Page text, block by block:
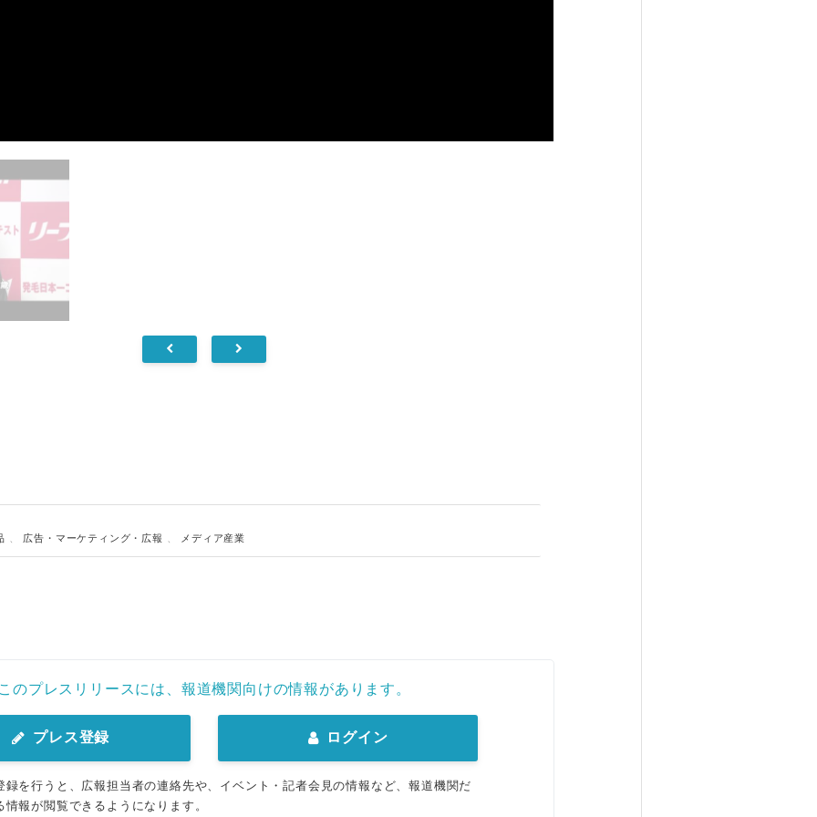
広告・マーケティング・広報 メディア産業
のプレスリリースには、報道機関向けの情報があります。
プレス登録 ログイン
録を行うと、広報担当者の連絡先や、イベント・記者会見の情報など、報道機関だ
情報が閲覧できるようになります。